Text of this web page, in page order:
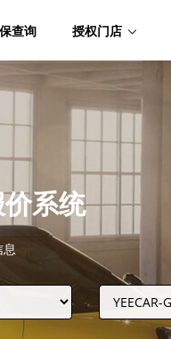
查询 授权门店
系统